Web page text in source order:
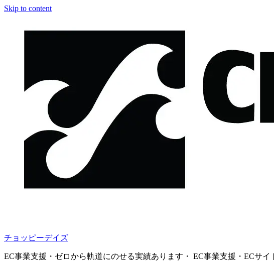
Skip to content
チョッピーデイズ
EC事業支援・ゼロから軌道にのせる実績あります・ EC事業支援・ECサ